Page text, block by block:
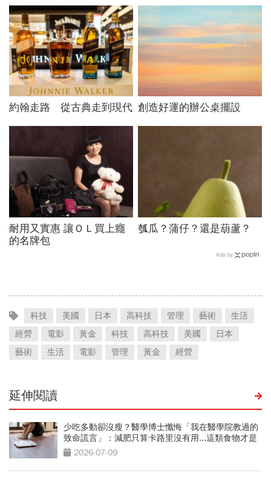
約翰走路 從古典走到現代 創造好運的辦公桌擺設
耐用又實惠 讓ＯＬ買上癮
的名牌包
瓠瓜？蒲仔？還是葫蘆？
Ads by
科技 美國 日本 高科技 管理 藝術
生活
經營
電影 黃金 科技 高科技 美國
日本
藝術
生活 電影 管理 黃金 經營
延伸閱讀
少吃多動卻沒瘦？醫學博士懺悔「我在醫學院教過的
致命謊言」：減肥只算卡路里沒有用...這類食物才是
囤脂魔王
2026-07-09